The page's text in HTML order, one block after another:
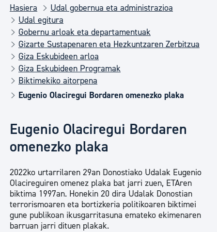
Hasiera
Udal gobernua eta administrazioa
Udal egitura
Gobernu arloak eta departamentuak
Gizarte Sustapenaren eta Hezkuntzaren Zerbitzua
Giza Eskubideen arloa
Giza Eskubideen Programak
Biktimekiko aitorpena
Eugenio Olaciregui Bordaren omenezko plaka
Eugenio Olaciregui Bordaren
omenezko plaka
2022ko urtarrilaren 29an Donostiako Udalak Eugenio
Olacireguiren omenez plaka bat jarri zuen, ETAren
biktima 1997an. Honekin 20 dira Udalak Donostian
terrorismoaren eta bortizkeria politikoaren biktimei
gune publikoan ikusgarritasuna emateko ekimenaren
barruan jarri dituen plakak.